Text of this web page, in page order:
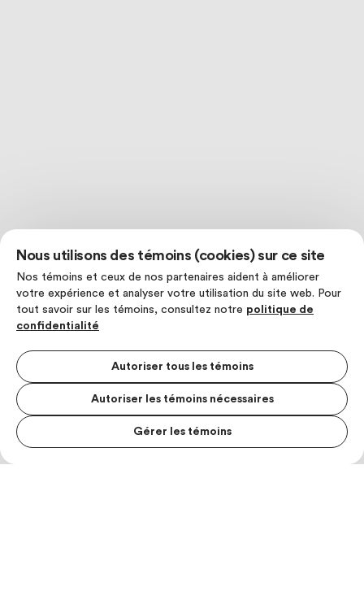
Nous utilisons des témoins (cookies) sur ce site
Nos témoins et ceux de nos partenaires aident à améliorer
votre expérience et analyser votre utilisation du site web. Pour
tout savoir sur les témoins, consultez notre politique de
confidentialité
Autoriser tous les témoins
Autoriser les témoins nécessaires
Gérer les témoins
MENU